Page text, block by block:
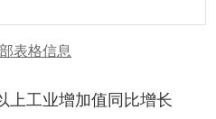
表格信息
上工业增加值同比增长